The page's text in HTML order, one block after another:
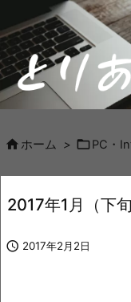
 ホーム > PC・
2017年1月（下
 2017年2月2日